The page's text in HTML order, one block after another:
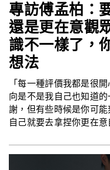
專訪傅孟柏：
還是更在意觀
識不一樣了，
想法
「每一種評價我都是很
向是不是我自己也知道
謝，但有些時候是你可
自己就要去拿捏你更在